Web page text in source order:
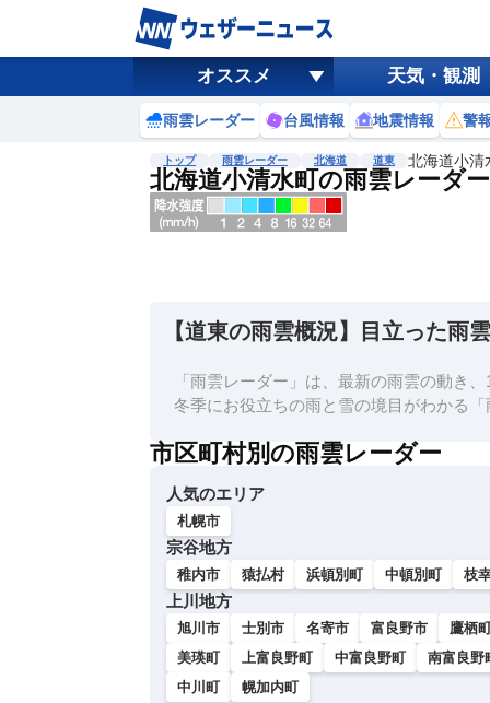
オススメ 天気・観測
雨雲レーダー 台風情報 地震情報 警
トップ 雨雲レーダー 北海道 道東 北海道小清
北海道小清水町の雨雲レーダー
【道東の雨雲概況】目立った雨
「雨雲レーダー」は、最新の雨雲の動き
冬季にお役立ちの雨と雪の境目がわかる
市区町村別の雨雲レーダー
人気のエリア
札幌市
宗谷地方
稚内市 猿払村 浜頓別町 中頓別町 枝
上川地方
旭川市 士別市 名寄市 富良野市 鷹栖
美瑛町
上富良野町 中富良野町 南富良野
中川町
幌加内町